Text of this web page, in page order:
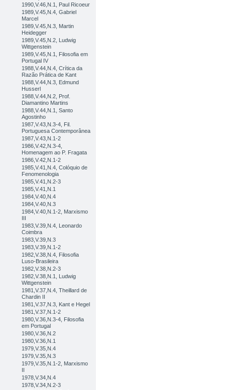
1990,V.46,N.1, Paul Ricoeur
1989,V.45,N.4, Gabriel
Marcel
1989,V.45,N.3, Martin
Heidegger
1989,V.45,N.2, Ludwig
Wittgenstein
1989,V.45,N.1, Filosofia em
Portugal IV
1988,V.44,N.4, Crítica da
Razão Prática de Kant
1988,V.44,N.3, Edmund
Husserl
1988,V.44,N.2, Prof.
Diamantino Martins
1988,V.44,N.1, Santo
Agostinho
1987,V.43,N.3-4, Fil.
Portuguesa Contemporânea
1987,V.43,N.1-2
1986,V.42,N.3-4,
Homenagem ao P. Fragata
1986,V.42,N.1-2
1985,V.41,N.4, Colóquio de
Fenomenologia
1985,V.41,N.2-3
1985,V.41,N.1
1984,V.40,N.4
1984,V.40,N.3
1984,V.40,N.1-2, Marxismo
III
1983,V.39,N.4, Leonardo
Coimbra
1983,V.39,N.3
1983,V.39,N.1-2
1982,V.38,N.4, Filosofia
Luso-Brasileira
1982,V.38,N.2-3
1982,V.38,N.1, Ludwig
Wittgenstein
1981,V.37,N.4, Theillard de
Chardin II
1981,V.37,N.3, Kant e Hegel
1981,V.37,N.1-2
1980,V.36,N.3-4, Filosofia
em Portugal
1980,V.36,N.2
1980,V.36,N.1
1979,V.35,N.4
1979,V.35,N.3
1979,V.35,N.1-2, Marxismo
II
1978,V.34,N.4
1978,V.34,N.2-3